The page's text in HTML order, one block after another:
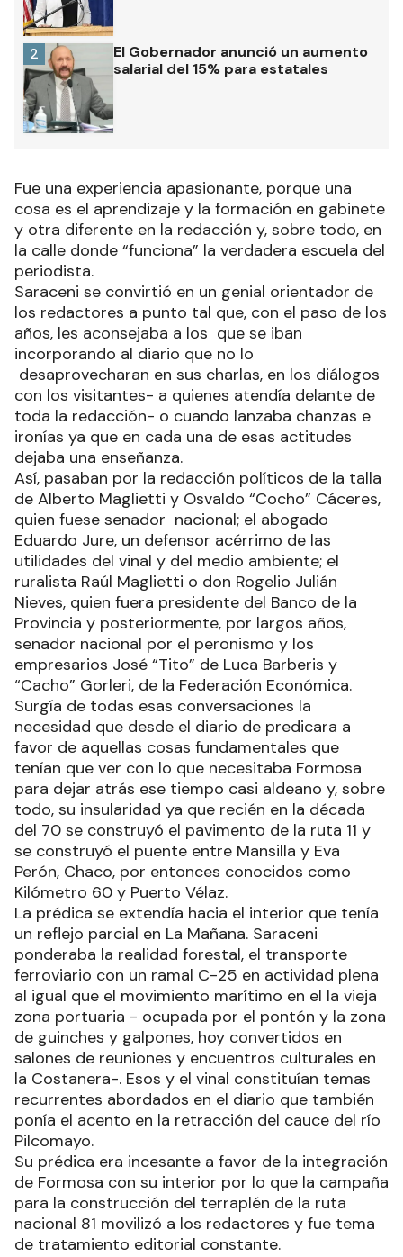
El Gobernador anunció un aumento
salarial del 15% para estatales
2
Fue una experiencia apasionante, porque una
cosa es el aprendizaje y la formación en gabinete
y otra diferente en la redacción y, sobre todo, en
la calle donde “funciona” la verdadera escuela del
periodista.
Saraceni se convirtió en un genial orientador de
los redactores a punto tal que, con el paso de los
años, les aconsejaba a los que se iban
incorporando al diario que no lo
desaprovecharan en sus charlas, en los diálogos
con los visitantes- a quienes atendía delante de
toda la redacción- o cuando lanzaba chanzas e
ironías ya que en cada una de esas actitudes
dejaba una enseñanza.
Así, pasaban por la redacción políticos de la talla
de Alberto Maglietti y Osvaldo “Cocho” Cáceres,
quien fuese senador nacional; el abogado
Eduardo Jure, un defensor acérrimo de las
utilidades del vinal y del medio ambiente; el
ruralista Raúl Maglietti o don Rogelio Julián
Nieves, quien fuera presidente del Banco de la
Provincia y posteriormente, por largos años,
senador nacional por el peronismo y los
empresarios José “Tito” de Luca Barberis y
“Cacho” Gorleri, de la Federación Económica.
Surgía de todas esas conversaciones la
necesidad que desde el diario de predicara a
favor de aquellas cosas fundamentales que
tenían que ver con lo que necesitaba Formosa
para dejar atrás ese tiempo casi aldeano y, sobre
todo, su insularidad ya que recién en la década
del 70 se construyó el pavimento de la ruta 11 y
se construyó el puente entre Mansilla y Eva
Perón, Chaco, por entonces conocidos como
Kilómetro 60 y Puerto Vélaz.
La prédica se extendía hacia el interior que tenía
un reflejo parcial en La Mañana. Saraceni
ponderaba la realidad forestal, el transporte
ferroviario con un ramal C-25 en actividad plena
al igual que el movimiento marítimo en el la vieja
zona portuaria - ocupada por el pontón y la zona
de guinches y galpones, hoy convertidos en
salones de reuniones y encuentros culturales en
la Costanera-. Esos y el vinal constituían temas
recurrentes abordados en el diario que también
ponía el acento en la retracción del cauce del río
Pilcomayo.
Su prédica era incesante a favor de la integración
de Formosa con su interior por lo que la campaña
para la construcción del terraplén de la ruta
nacional 81 movilizó a los redactores y fue tema
de tratamiento editorial constante.